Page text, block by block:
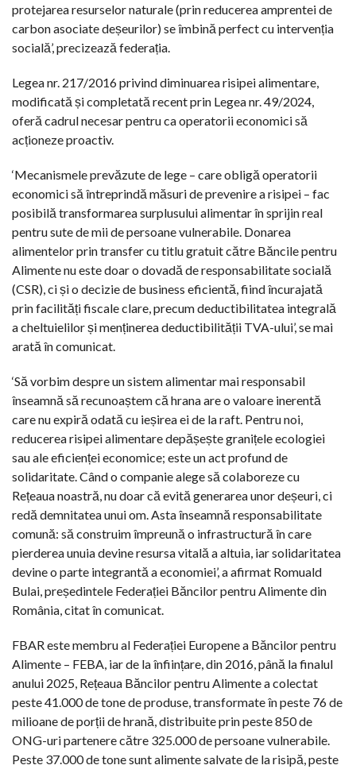
protejarea resurselor naturale (prin reducerea amprentei de
carbon asociate deșeurilor) se îmbină perfect cu intervenția
socială’, precizează federația.
Legea nr. 217/2016 privind diminuarea risipei alimentare,
modificată și completată recent prin Legea nr. 49/2024,
oferă cadrul necesar pentru ca operatorii economici să
acționeze proactiv.
‘Mecanismele prevăzute de lege – care obligă operatorii
economici să întreprindă măsuri de prevenire a risipei – fac
posibilă transformarea surplusului alimentar în sprijin real
pentru sute de mii de persoane vulnerabile. Donarea
alimentelor prin transfer cu titlu gratuit către Băncile pentru
Alimente nu este doar o dovadă de responsabilitate socială
(CSR), ci și o decizie de business eficientă, fiind încurajată
prin facilități fiscale clare, precum deductibilitatea integrală
a cheltuielilor și menținerea deductibilității TVA-ului’, se mai
arată în comunicat.
‘Să vorbim despre un sistem alimentar mai responsabil
înseamnă să recunoaștem că hrana are o valoare inerentă
care nu expiră odată cu ieșirea ei de la raft. Pentru noi,
reducerea risipei alimentare depășește granițele ecologiei
sau ale eficienței economice; este un act profund de
solidaritate. Când o companie alege să colaboreze cu
Rețeaua noastră, nu doar că evită generarea unor deșeuri, ci
redă demnitatea unui om. Asta înseamnă responsabilitate
comună: să construim împreună o infrastructură în care
pierderea unuia devine resursa vitală a altuia, iar solidaritatea
devine o parte integrantă a economiei’, a afirmat Romuald
Bulai, președintele Federației Băncilor pentru Alimente din
România, citat în comunicat.
FBAR este membru al Federației Europene a Băncilor pentru
Alimente – FEBA, iar de la înființare, din 2016, până la finalul
anului 2025, Rețeaua Băncilor pentru Alimente a colectat
peste 41.000 de tone de produse, transformate în peste 76 de
milioane de porții de hrană, distribuite prin peste 850 de
ONG-uri partenere către 325.000 de persoane vulnerabile.
Peste 37.000 de tone sunt alimente salvate de la risipă, peste